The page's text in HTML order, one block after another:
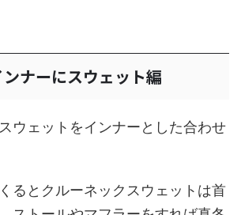
ナーにスウェット編
ウェットをインナーとした合わせ
るとクルーネックスウェットは首